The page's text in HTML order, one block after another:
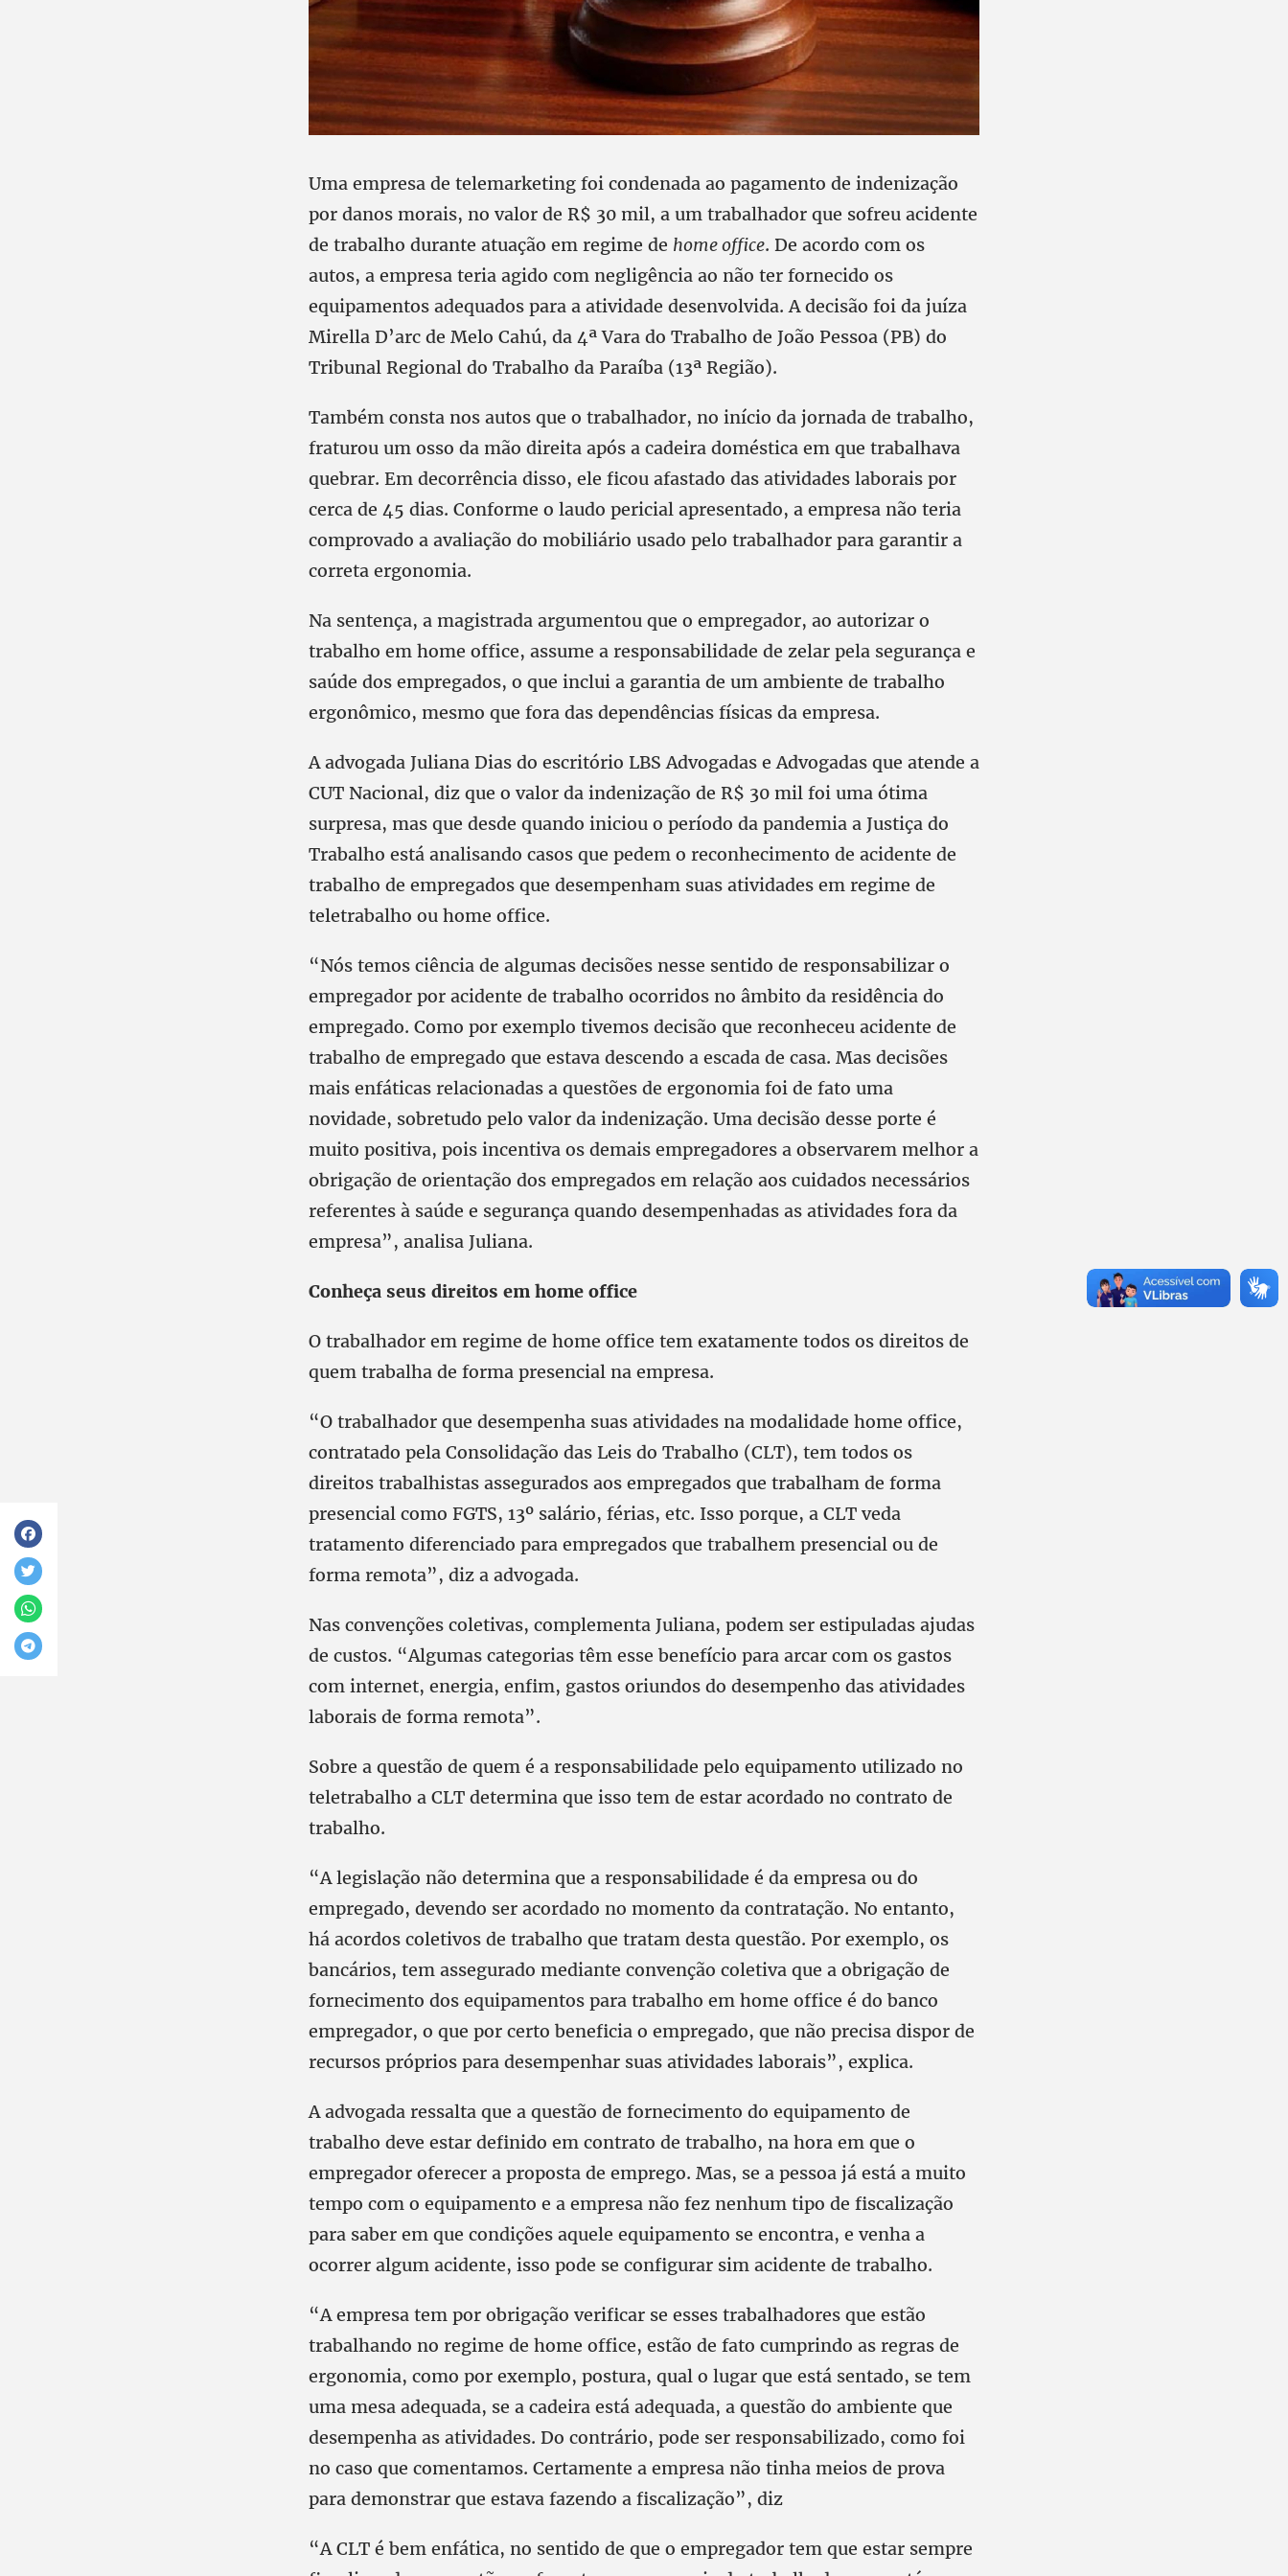
Uma empresa de telemarketing foi condenada ao pagamento de indenização
por danos morais, no valor de R$ 30 mil, a um trabalhador que sofreu acidente
de trabalho durante atuação em regime de home office. De acordo com os
autos, a empresa teria agido com negligência ao não ter fornecido os
equipamentos adequados para a atividade desenvolvida. A decisão foi da juíza
Mirella D’arc de Melo Cahú, da 4ª Vara do Trabalho de João Pessoa (PB) do
Tribunal Regional do Trabalho da Paraíba (13ª Região).
Também consta nos autos que o trabalhador, no início da jornada de trabalho,
fraturou um osso da mão direita após a cadeira doméstica em que trabalhava
quebrar. Em decorrência disso, ele ficou afastado das atividades laborais por
cerca de 45 dias. Conforme o laudo pericial apresentado, a empresa não teria
comprovado a avaliação do mobiliário usado pelo trabalhador para garantir a
correta ergonomia.
Na sentença, a magistrada argumentou que o empregador, ao autorizar o
trabalho em home office, assume a responsabilidade de zelar pela segurança e
saúde dos empregados, o que inclui a garantia de um ambiente de trabalho
ergonômico, mesmo que fora das dependências físicas da empresa.
A advogada Juliana Dias do escritório LBS Advogadas e Advogadas que atende a
CUT Nacional, diz que o valor da indenização de R$ 30 mil foi uma ótima
surpresa, mas que desde quando iniciou o período da pandemia a Justiça do
Trabalho está analisando casos que pedem o reconhecimento de acidente de
trabalho de empregados que desempenham suas atividades em regime de
teletrabalho ou home office.
“Nós temos ciência de algumas decisões nesse sentido de responsabilizar o
empregador por acidente de trabalho ocorridos no âmbito da residência do
empregado. Como por exemplo tivemos decisão que reconheceu acidente de
trabalho de empregado que estava descendo a escada de casa. Mas decisões
mais enfáticas relacionadas a questões de ergonomia foi de fato uma
novidade, sobretudo pelo valor da indenização. Uma decisão desse porte é
muito positiva, pois incentiva os demais empregadores a observarem melhor a
obrigação de orientação dos empregados em relação aos cuidados necessários
referentes à saúde e segurança quando desempenhadas as atividades fora da
empresa”, analisa Juliana.
Conheça seus direitos em home office
O trabalhador em regime de home office tem exatamente todos os direitos de
quem trabalha de forma presencial na empresa.
“O trabalhador que desempenha suas atividades na modalidade home office,
contratado pela Consolidação das Leis do Trabalho (CLT), tem todos os
direitos trabalhistas assegurados aos empregados que trabalham de forma
presencial como FGTS, 13º salário, férias, etc. Isso porque, a CLT veda
tratamento diferenciado para empregados que trabalhem presencial ou de
forma remota”, diz a advogada.
Nas convenções coletivas, complementa Juliana, podem ser estipuladas ajudas
de custos. “Algumas categorias têm esse benefício para arcar com os gastos
com internet, energia, enfim, gastos oriundos do desempenho das atividades
laborais de forma remota”.
Sobre a questão de quem é a responsabilidade pelo equipamento utilizado no
teletrabalho a CLT determina que isso tem de estar acordado no contrato de
trabalho.
“A legislação não determina que a responsabilidade é da empresa ou do
empregado, devendo ser acordado no momento da contratação. No entanto,
há acordos coletivos de trabalho que tratam desta questão. Por exemplo, os
bancários, tem assegurado mediante convenção coletiva que a obrigação de
fornecimento dos equipamentos para trabalho em home office é do banco
empregador, o que por certo beneficia o empregado, que não precisa dispor de
recursos próprios para desempenhar suas atividades laborais”, explica.
A advogada ressalta que a questão de fornecimento do equipamento de
trabalho deve estar definido em contrato de trabalho, na hora em que o
empregador oferecer a proposta de emprego. Mas, se a pessoa já está a muito
tempo com o equipamento e a empresa não fez nenhum tipo de fiscalização
para saber em que condições aquele equipamento se encontra, e venha a
ocorrer algum acidente, isso pode se configurar sim acidente de trabalho.
“A empresa tem por obrigação verificar se esses trabalhadores que estão
trabalhando no regime de home office, estão de fato cumprindo as regras de
ergonomia, como por exemplo, postura, qual o lugar que está sentado, se tem
uma mesa adequada, se a cadeira está adequada, a questão do ambiente que
desempenha as atividades. Do contrário, pode ser responsabilizado, como foi
no caso que comentamos. Certamente a empresa não tinha meios de prova
para demonstrar que estava fazendo a fiscalização”, diz
“A CLT é bem enfática, no sentido de que o empregador tem que estar sempre